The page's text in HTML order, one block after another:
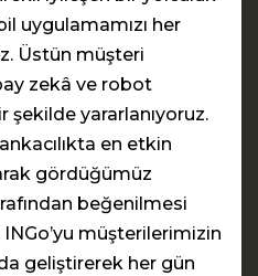
uygulamamızı her
Üstün müşteri
zekâ ve robot
yararlanıyoruz.
en etkin
gördüğümüz
beğenilmesi
müşterilerimizin
geliştirerek her gün